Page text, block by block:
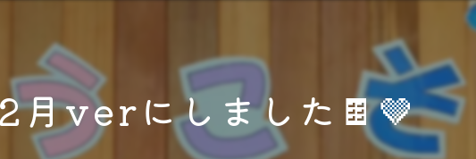
月verにしました🍫🤎